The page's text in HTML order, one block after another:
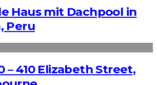
Haus mit Dachpool in
Peru
– 410 Elizabeth Street,